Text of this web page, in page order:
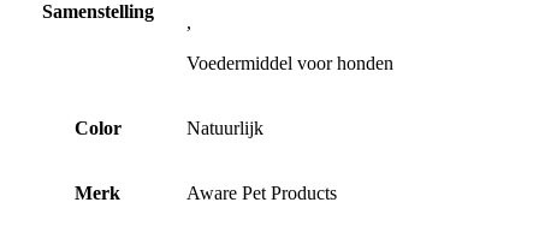
Samenstelling
,
Voedermiddel voor honden
Color Natuurlijk
Merk Aware Pet Products